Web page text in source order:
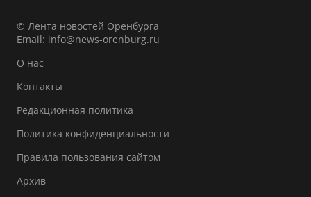
© Лента новостей Оренбурга
Email: info@news-orenburg.ru
О нас
Контакты
Редакционная политика
Политика конфиденциальности
Правила пользования сайтом
Архив